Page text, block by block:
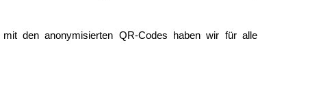
den anonymisierten QR-Codes haben wir für alle